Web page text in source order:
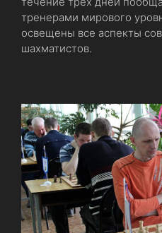
тренерами мирового
освещены все аспекты
шахматистов.